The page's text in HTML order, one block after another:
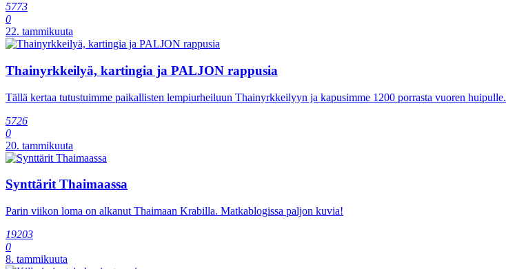
5773
0
22. tammikuuta
Thainyrkkeilyä, kartingia ja PALJON rappusia
Tällä kertaa tutustuimme paikallisten lempiurheiluun Thainyrkkeilyyn ja kapusimme 1200 porrasta vuoren huipulle.
5726
0
20. tammikuuta
Synttärit Thaimaassa
Parin viikon loma on alkanut Thaimaan Krabilla. Matkablogissa paljon kuvia!
19203
0
8. tammikuuta